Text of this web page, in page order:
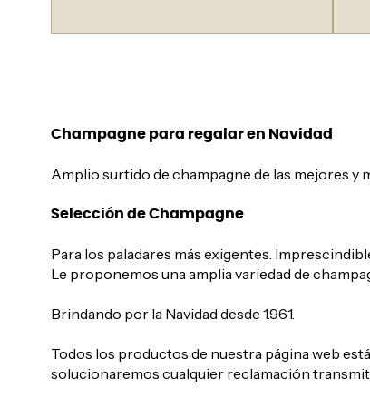
Champagne para regalar en Navidad
Amplio surtido de champagne de las mejores y
Selección de Champagne
Para los paladares más exigentes.
Le proponemos una amplia variedad de
Brindando por la Navidad desde 1.961.
Todos los productos de nuestra página web
solucionaremos cualquier reclamación